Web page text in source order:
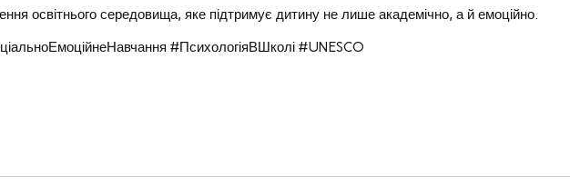
освітнього середовища, яке підтримує дитину не лише академічно, а й емоційно.
#ПсихологіяВШколі #UNESCO